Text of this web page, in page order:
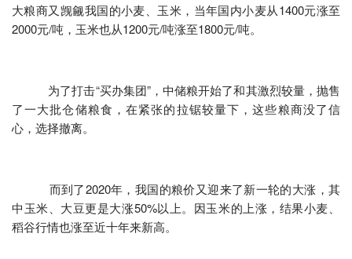
大粮商又觊觎我国的小麦、玉米，当年国内小麦从1400元涨至
2000元/吨，玉米也从1200元/吨涨至1800元/吨。
为了打击“买办集团”，中储粮开始了和其激烈较量，抛售
了一大批仓储粮食，在紧张的拉锯较量下，这些粮商没了信
心，选择撤离。
而到了2020年，我国的粮价又迎来了新一轮的大涨，其
中玉米、大豆更是大涨50%以上。因玉米的上涨，结果小麦、
稻谷行情也涨至近十年来新高。